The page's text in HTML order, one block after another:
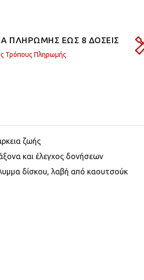
ΠΛΗΡΩΜΗΣ ΕΩΣ 8 ΔΟΣΕΙΣ
Τρόπους Πληρωμής
ζωής
και έλεγχος δονήσεων
δίσκου, λαβή από καουτσούκ